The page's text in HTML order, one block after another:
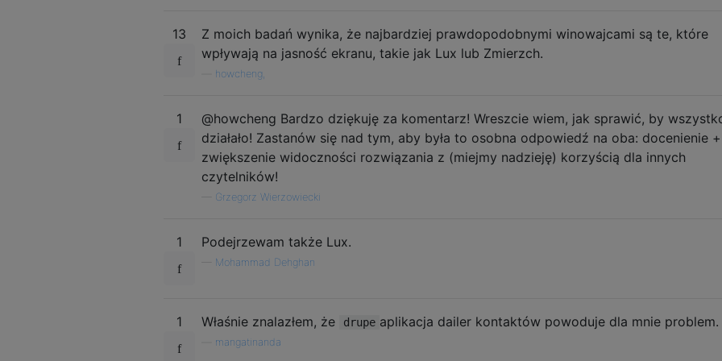
13
Z moich badań wynika, że ​​najbardziej prawdopodobnymi winowajcami są te, które
wpływają na jasność ekranu, takie jak Lux lub Zmierzch.
howcheng,
1
@howcheng Bardzo dziękuję za komentarz! Wreszcie wiem, jak sprawić, by
działało! Zastanów się nad tym, aby była to osobna odpowiedź na oba: docenienie +
zwiększenie widoczności rozwiązania z (miejmy nadzieję) korzyścią dla innych
czytelników!
Grzegorz Wierzowiecki
1 Podejrzewam także Lux.
Mohammad Dehghan
1 Właśnie znalazłem, że drupe aplikacja dailer kontaktów powoduje dla mnie problem.
mangatinanda